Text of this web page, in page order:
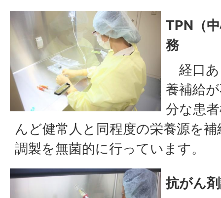
TPN（
務
経口あ
養補給
分な患
んど健常人と同程度の栄養源を
調製を無菌的に行っています。
抗がん